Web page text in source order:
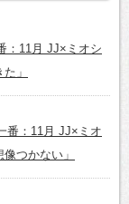
：11月 JJ×ミオシ
」
番：11月 JJ×ミオ
つかない」